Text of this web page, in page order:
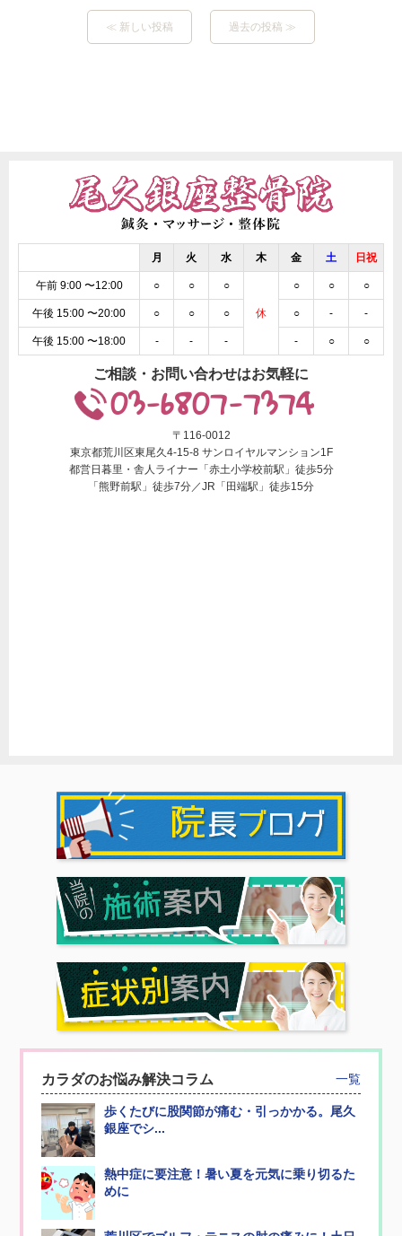
≪ 新しい投稿 過去の投稿 ≫
月 火 水 木 金 土 日祝
午前 9:00 〜12:00 ○ ○ ○
休
○ ○ ○
午後 15:00 〜20:00 ○ ○ ○ ○ - -
午後 15:00 〜18:00 - - - - ○ ○
ご相談・お問い合わせはお気軽に
03-6807-7374
〒116-0012
東京都荒川区東尾久4-15-8 サンロイヤルマンション1F
都営日暮里・舎人ライナー「赤土小学校前駅」徒歩5分
「熊野前駅」徒歩7分／JR「田端駅」徒歩15分
カラダのお悩み解決コラム 一覧
歩くたびに股関節が痛む・引っかかる。尾久
銀座でシ...
熱中症に要注意！暑い夏を元気に乗り切るた
めに